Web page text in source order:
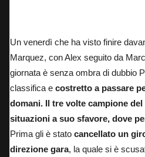
Un venerdì che ha visto finire
Marquez, con Alex seguito da
giornata è senza ombra di dubbio
classifica e costretto a passare
domani. Il tre volte campione
situazioni a suo sfavore, dove
Prima gli è stato cancellato un
direzione gara, la quale si è